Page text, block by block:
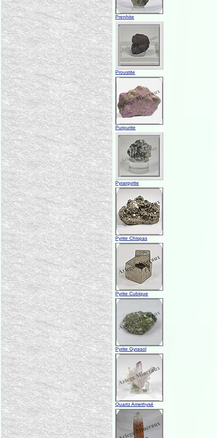
Prenhite
Proustite
Purpurite
Pyrargyrite
Pyrite Chispas
Pyrite Cubique
Pyrite Gyrasol
Quartz Amethysé